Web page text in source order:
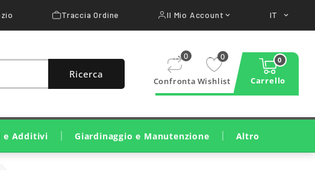
Traccia Ordine Il Mio Account IT
Ricerca

Confronta
0 
Wishlist
0 0
Carrello
e Additivi Giardinaggio e Manutenzione Altro